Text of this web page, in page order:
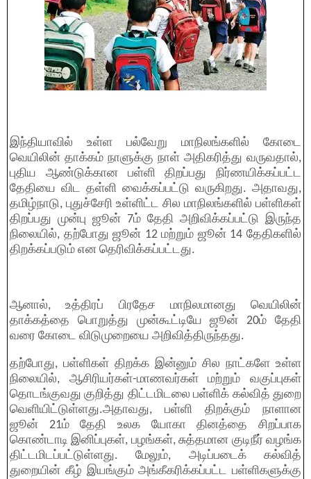
இந்தியாவில் உள்ள பல்வேறு மாநிலங்களில் கோடை
வெயிலின் தாக்கம் நாளுக்கு நாள் அதிகரித்து வருவதால்,
புதிய ஆண்டுக்கான பள்ளி திறப்பது நிர்ணயிக்கப்பட்ட
தேதியை விட தள்ளி வைக்கப்பட்டு வருகிறது. அதாவது,
தமிழ்நாடு, புதுச்சேரி உள்ளிட்ட சில மாநிலங்களில் பள்ளிகள்
திறப்பது முன்பு ஜூன் 7ம் தேதி அறிவிக்கப்பட்டு இருந்த
நிலையில், தற்போது ஜூன் 12 மற்றும் ஜூன் 14 தேதிகளில்
திறக்கப்படும் என தெரிவிக்கப்பட்டது.
ஆனால், உத்திரப் பிரதேச மாநிலமானது வெயிலின்
தாக்கத்தை பொறுத்து முன்கூட்டியே ஜூன் 20ம் தேதி
வரை கோடை விடுமுறையை அறிவித்திருந்தது.
தற்போது, பள்ளிகள் திறக்க இன்னும் சில நாட்களே உள்ள
நிலையில், ஆசிரியர்கள்-மாணவர்கள் மற்றும் வகுப்புகள்
தொடங்குவது குறித்து திட்டமிடலை பள்ளிக் கல்வித் துறை
வெளியிட்டுள்ளது.அதாவது, பள்ளி திறக்கும் நாளான
ஜூன் 21ம் தேதி உலக யோகா தினத்தை சிறப்பாக
கொண்டாடி இனிப்புகள், பழங்கள், சுத்தமான குடிநீர் வழங்க
திட்டமிடப்பட்டுள்ளது. மேலும், அடிப்படைக் கல்வித்
துறையின் கீழ் இயங்கும் அங்கீகரிக்கப்பட்ட பள்ளிகளுக்கு